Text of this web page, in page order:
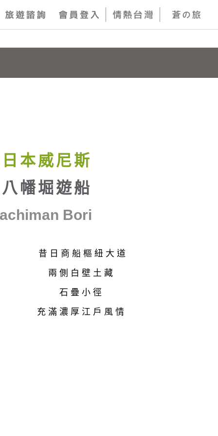
日本威尼斯
八幡堀遊船
Bori
昔日商船樞紐大道
兩側白壁土藏
石疊小徑
充滿濃厚江戶風情